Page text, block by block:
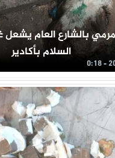
بالشارع العام
السلام بأكادير